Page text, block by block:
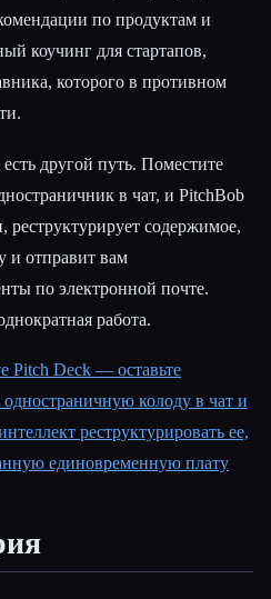
по продуктам и
коучинг для стартапов,
которого в противном
другой путь. Поместите
в чат, и PitchBob
реструктурирует содержимое,
и отправит вам
по электронной почте.
работа.
Pitch Deck — оставьте
колоду в чат и
реструктурировать ее,
единовременную плату